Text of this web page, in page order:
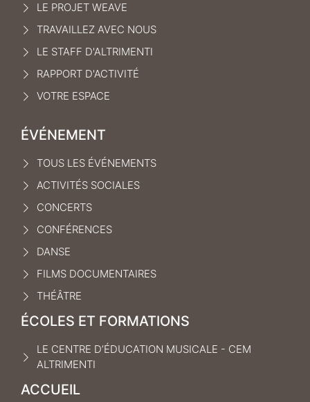
LE PROJET WEAVE
TRAVAILLEZ AVEC NOUS
LE STAFF D'ALTRIMENTI
RAPPORT D'ACTIVITÉ
VOTRE ESPACE
ÉVÉNEMENT
TOUS LES ÉVÉNEMENTS
ACTIVITÉS SOCIALES
CONCERTS
CONFÉRENCES
DANSE
FILMS DOCUMENTAIRES
THÉÂTRE
ÉCOLES ET FORMATIONS
LE CENTRE D’ÉDUCATION MUSICALE - CEM
ALTRIMENTI
ACCUEIL